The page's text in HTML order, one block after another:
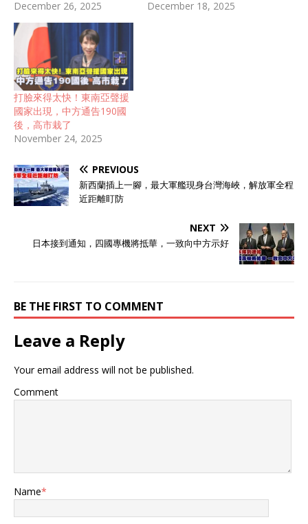
December 26, 2025 December 18, 2025
打臉來得太快！東南亞聲援
國家出現，中方通告190國
後，高市栽了
November 24, 2025
PREVIOUS
新西蘭插上一腳，最大軍艦現身台灣海峽，解放軍全程
近距離盯防
NEXT
日本接到通知，四國專機將抵華，一致向中方示好
BE THE FIRST TO COMMENT
Leave a Reply
Your email address will not be published.
Comment
Name*